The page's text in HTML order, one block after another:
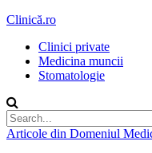
Clinică.ro
Clinici private
Medicina muncii
Stomatologie
Articole din Domeniul